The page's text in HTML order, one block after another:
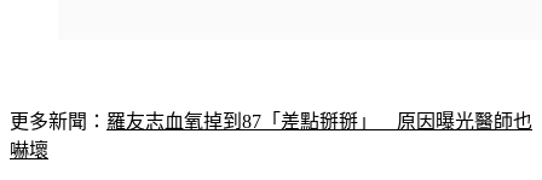
更多新聞： 羅友志血氧掉到87「差點掰掰」　原因曝光醫師也
嚇壞